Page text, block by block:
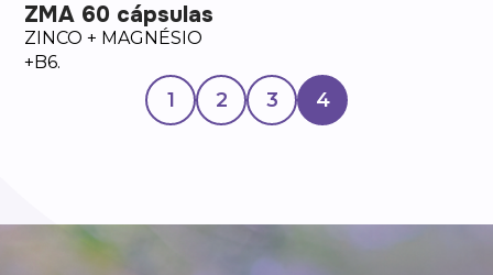
ZMA 60 cápsulas
ZINCO + MAGNÉSIO
+B6.
1 2 3 4